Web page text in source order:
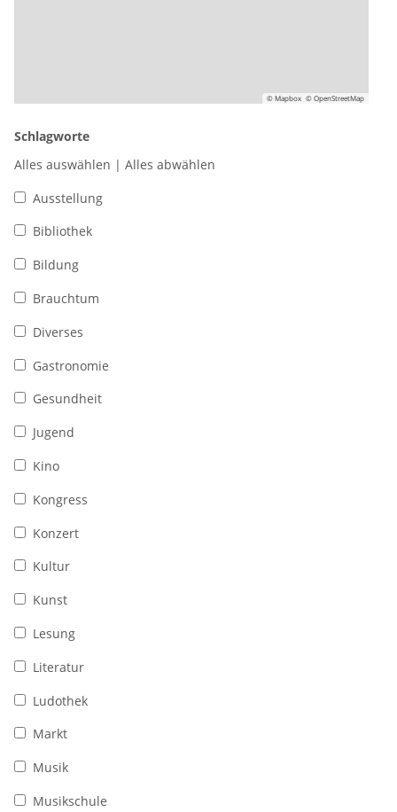
© Mapbox © OpenStreetMap
Schlagworte
Alles auswählen | Alles abwählen
Ausstellung
Bibliothek
Bildung
Brauchtum
Diverses
Gastronomie
Gesundheit
Jugend
Kino
Kongress
Konzert
Kultur
Kunst
Lesung
Literatur
Ludothek
Markt
Musik
Musikschule